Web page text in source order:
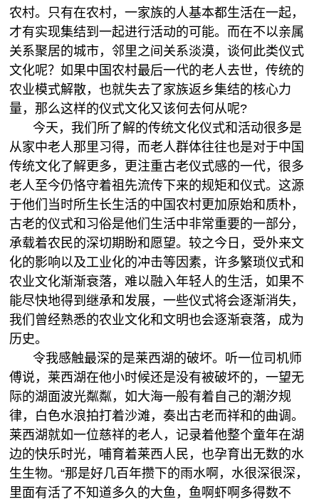
农村。只有在农村，一家族的人基本都生活在一起，
才有实现集结到一起进行活动的可能。而在不以亲属
关系聚居的城市，邻里之间关系淡漠，谈何此类仪式
文化呢？如果中国农村最后一代的老人去世，传统的
农业模式解散，也就失去了家族返乡集结的核心力
量，那么这样的仪式文化又该何去何从呢?
今天，我们所了解的传统文化仪式和活动很多是
从家中老人那里习得，而老人群体往往也是对于中国
传统文化了解更多，更注重古老仪式感的一代，很多
老人至今仍恪守着祖先流传下来的规矩和仪式。这源
于他们当时所生长生活的中国农村更加原始和质朴，
古老的仪式和习俗是他们生活中非常重要的一部分，
承载着农民的深切期盼和愿望。较之今日，受外来文
化的影响以及工业化的冲击等因素，许多繁琐仪式和
农业文化渐渐衰落，难以融入年轻人的生活，如果不
能尽快地得到继承和发展，一些仪式将会逐渐消失，
我们曾经熟悉的农业文化和文明也会逐渐衰落，成为
历史。
令我感触最深的是莱西湖的破坏。听一位司机师
傅说，莱西湖在他小时候还是没有被破坏的，一望无
际的湖面波光粼粼，如大海一般有着自己的潮汐规
律，白色水浪拍打着沙滩，奏出古老而祥和的曲调。
莱西湖就如一位慈祥的老人，记录着他整个童年在湖
边的快乐时光，哺育着莱西人民，也孕育出无数的水
生生物。“那是好几百年攒下的雨水啊，水很深很深，
里面有活了不知道多久的大鱼，鱼啊虾啊多得数不